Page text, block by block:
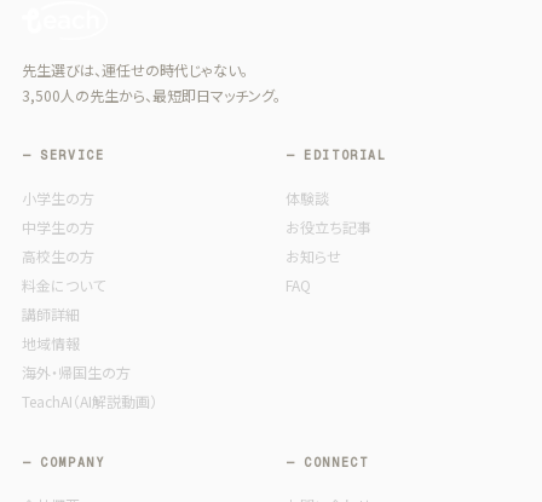
先生選びは、運任せの時代じゃない。
3,500人の先生から、最短即日マッチング。
— SERVICE
小学生の方
中学生の方
高校生の方
料金について
講師詳細
地域情報
海外・帰国生の方
TeachAI（AI解説動画）
— EDITORIAL
体験談
お役立ち記事
お知らせ
FAQ
— COMPANY — CONNECT